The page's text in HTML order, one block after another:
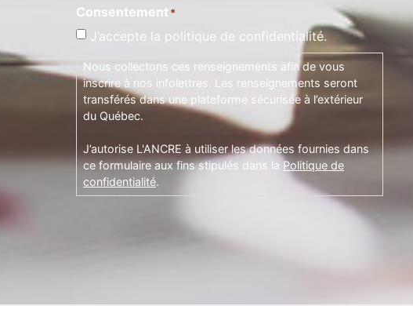
Consentement *
J’accepte la politique de confidentialité.
Nous collectons ces renseignements afin de vous
inscrire à nos infolettres. Les renseignements seront
transférés dans une plateforme sécurisée à l’extérieur
du Québec.
J’autorise L'ANCRE à utiliser les données fournies dans
ce formulaire aux fins stipulés dans la Politique de
confidentialité.